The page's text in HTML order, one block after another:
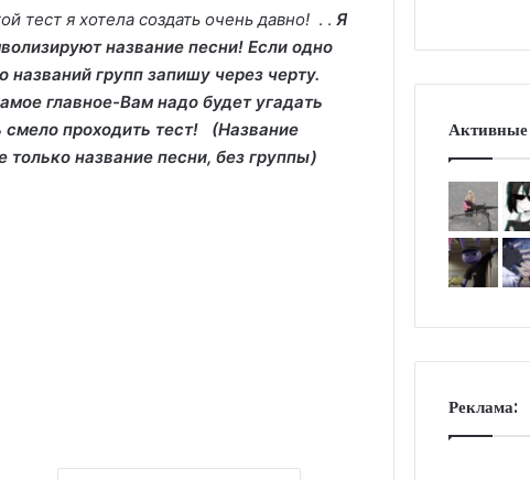
тест я хотела создать очень давно! . . Я
название песни! Если одно
названий групп запишу через черту.
главное-Вам надо будет угадать
проходить тест!
(Название
только название песни, без группы)
Активные
Реклама: